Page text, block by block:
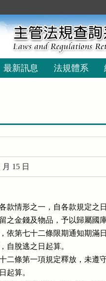
最新訊息 法規體系
15 日
款情形之一，自各款規定之
之金錢及物品，予以歸屬國
依第七十二條限期通知期滿日
自脫逃之日起算。
二條第一項規定釋放，未遵
起算。